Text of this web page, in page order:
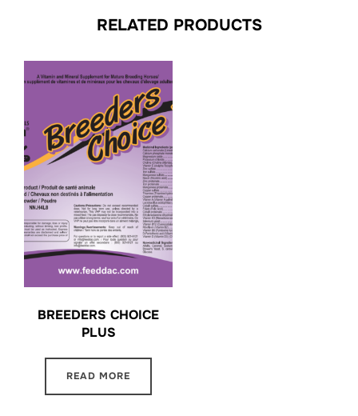
RELATED PRODUCTS
BREEDERS CHOICE
PLUS
READ MORE